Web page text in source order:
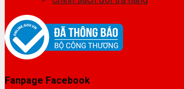
Fanpage Facebook